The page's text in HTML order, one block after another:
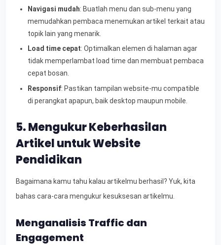
Navigasi mudah: Buatlah menu dan sub-menu yang
memudahkan pembaca menemukan artikel terkait atau
topik lain yang menarik.
Load time cepat: Optimalkan elemen di halaman agar
tidak memperlambat load time dan membuat pembaca
cepat bosan.
Responsif: Pastikan tampilan website-mu compatible
di perangkat apapun, baik desktop maupun mobile.
5. Mengukur Keberhasilan
Artikel untuk Website
Pendidikan
Bagaimana kamu tahu kalau artikelmu berhasil? Yuk, kita
bahas cara-cara mengukur kesuksesan artikelmu.
Menganalisis Traffic dan
Engagement